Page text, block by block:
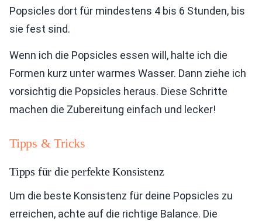
Popsicles dort für mindestens 4 bis 6 Stunden, bis
sie fest sind.
Wenn ich die Popsicles essen will, halte ich die
Formen kurz unter warmes Wasser. Dann ziehe ich
vorsichtig die Popsicles heraus. Diese Schritte
machen die Zubereitung einfach und lecker!
Tipps & Tricks
Tipps für die perfekte Konsistenz
Um die beste Konsistenz für deine Popsicles zu
erreichen, achte auf die richtige Balance. Die